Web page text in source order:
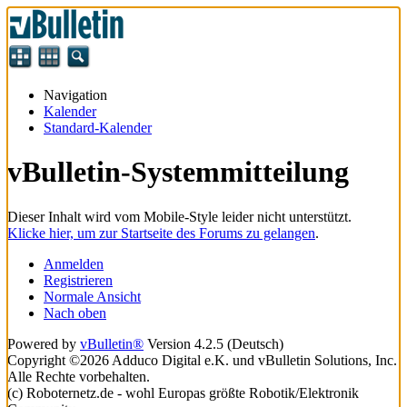
Navigation
Kalender
Standard-Kalender
vBulletin-Systemmitteilung
Dieser Inhalt wird vom Mobile-Style leider nicht unterstützt.
Klicke hier, um zur Startseite des Forums zu gelangen.
Anmelden
Registrieren
Normale Ansicht
Nach oben
Powered by vBulletin® Version 4.2.5 (Deutsch)
Copyright ©2026 Adduco Digital e.K. und vBulletin Solutions, Inc.
Alle Rechte vorbehalten.
(c) Roboternetz.de - wohl Europas größte Robotik/Elektronik